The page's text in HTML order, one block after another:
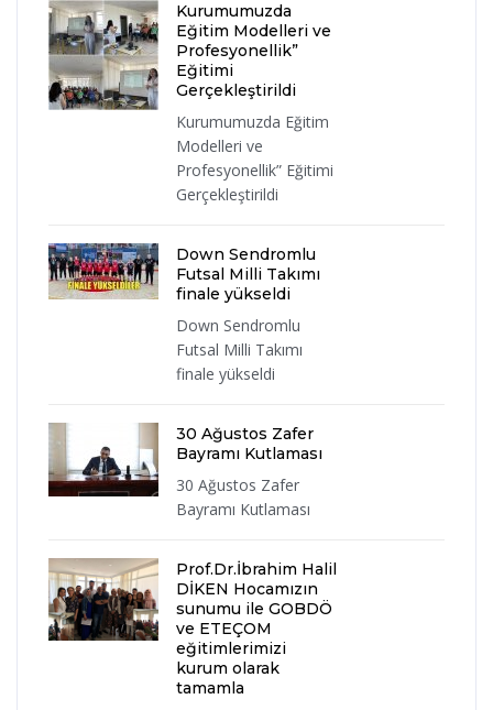
Kurumumuzda
Eğitim Modelleri ve
Profesyonellik”
Eğitimi
Gerçekleştirildi
Kurumumuzda Eğitim
Modelleri ve
Profesyonellik” Eğitimi
Gerçekleştirildi
Down Sendromlu
Futsal Milli Takımı
finale yükseldi
Down Sendromlu
Futsal Milli Takımı
finale yükseldi
30 Ağustos Zafer
Bayramı Kutlaması
30 Ağustos Zafer
Bayramı Kutlaması
Prof.Dr.İbrahim Halil
DİKEN Hocamızın
sunumu ile GOBDÖ
ve ETEÇOM
eğitimlerimizi
kurum olarak
tamamla